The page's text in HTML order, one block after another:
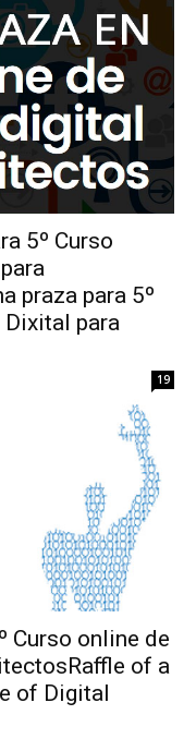
5º Curso
praza para 5º
para
19
Curso online de
of a
of Digital